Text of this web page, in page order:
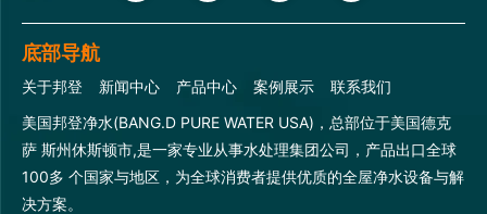
底部导航
关于邦登 新闻中心 产品中心 案例展示
联系我们
美国邦登净水(BANG.D PURE WATER USA)，总部位于美国德克
萨 斯州休斯顿市,是一家专业从事水处理集团公司，产品出口全球
100多 个国家与地区，为全球消费者提供优质的全屋净水设备与解
决方案。